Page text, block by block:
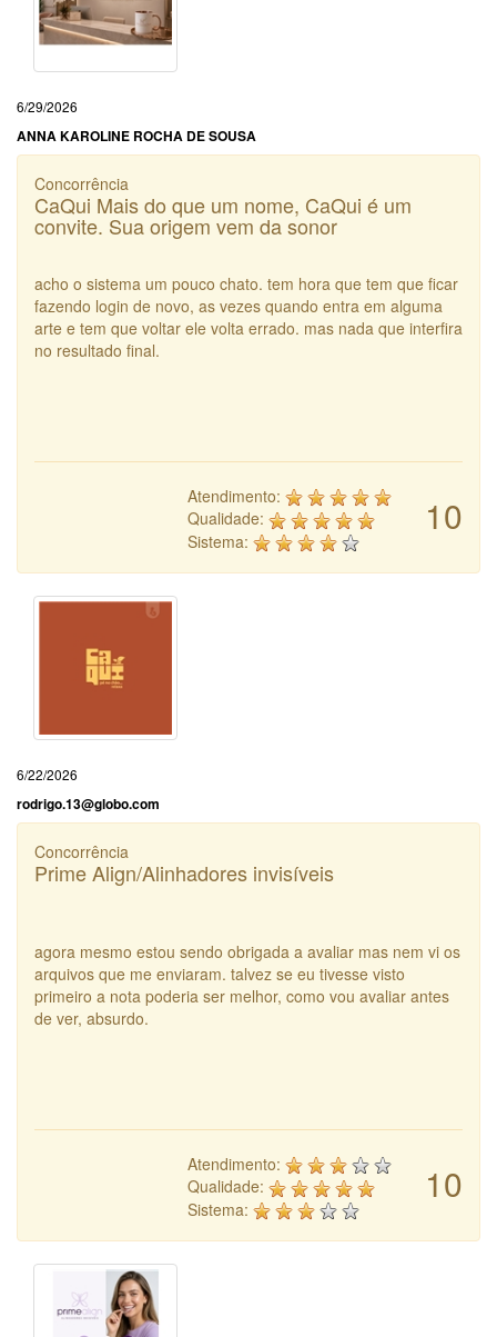
6/29/2026
ANNA KAROLINE ROCHA DE SOUSA
Concorrência
CaQui Mais do que um nome, CaQui é um
convite. Sua origem vem da sonor
acho o sistema um pouco chato. tem hora que tem que ficar
fazendo login de novo, as vezes quando entra em alguma
arte e tem que voltar ele volta errado. mas nada que interfira
no resultado final.
10
Atendimento:
Qualidade:
Sistema:
6/22/2026
rodrigo.13@globo.com
Concorrência
Prime Align/Alinhadores invisíveis
agora mesmo estou sendo obrigada a avaliar mas nem vi os
arquivos que me enviaram. talvez se eu tivesse visto
primeiro a nota poderia ser melhor, como vou avaliar antes
de ver, absurdo.
10
Atendimento:
Qualidade:
Sistema: